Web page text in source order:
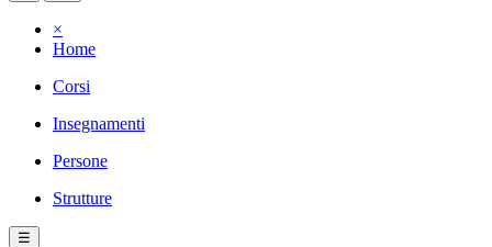
×
Home
Corsi
Insegnamenti
Persone
Strutture
☰